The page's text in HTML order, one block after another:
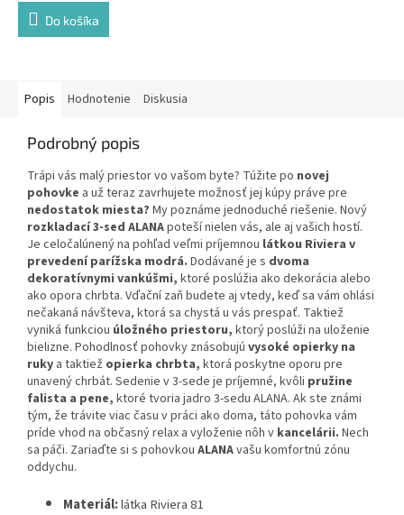
Do košíka
Popis Hodnotenie Diskusia
Podrobný popis
Trápi vás malý priestor vo vašom byte? Túžite po novej
pohovke a už teraz zavrhujete možnosť jej kúpy práve pre
nedostatok miesta? My poznáme jednoduché riešenie. Nový
rozkladací 3-sed ALANApoteší nielen vás, ale aj vašich hostí.
Je celočalúnený na pohľad veľmi príjemnou látkou Riviera v
prevedení parížska modrá. Dodávané je s dvoma
dekoratívnymi vankúšmi, ktoré poslúžia ako dekorácia alebo
ako opora chrbta. Vďační zaň budete aj vtedy, keď sa vám ohlási
nečakaná návšteva, ktorá sa chystá u vás prespať. Taktiež
vyniká funkciou úložného priestoru, ktorý poslúži na uloženie
bielizne. Pohodlnosť pohovky znásobujú vysoké opierky na
ruky a taktiež opierka chrbta, ktorá poskytne oporu pre
unavený chrbát. Sedenie v 3-sede je príjemné, kvôli pružine
falista a pene, ktoré tvoria jadro 3-sedu ALANA. Ak ste známi
tým, že trávite viac času v práci ako doma, táto pohovka vám
príde vhod na občasný relax a vyloženie nôh v kancelárii. Nech
sa páči. Zariaďte si s pohovkou ALANAvašu komfortnú zónu
oddychu.
Materiál:látka Riviera 81